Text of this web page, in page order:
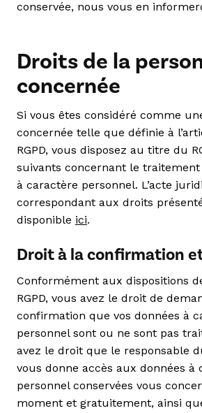
conservée, nous vous en
Droits de la
concernée
Si vous êtes considéré comme
concernée telle que définie à
RGPD, vous disposez au titre du
suivants concernant le traitement
à caractère personnel. L’acte
correspondant aux droits
disponible ici.
Droit à la confirmation et
Conformément aux dispositions
RGPD, vous avez le droit de
confirmation que vos données à
personnel sont ou ne sont pas
avez le droit que le responsable
vous donne accès aux données à
personnel conservées vous
moment et gratuitement, ainsi